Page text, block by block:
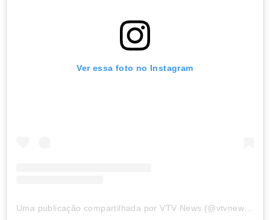
Ver essa foto no Instagram